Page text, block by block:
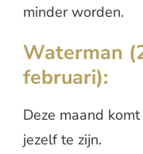
minder worden.
Waterman
februari):
Deze maand
jezelf te zijn.